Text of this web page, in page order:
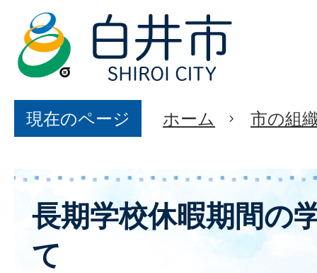
現在のページ ホーム 市の組
長期学校休暇期間の
て